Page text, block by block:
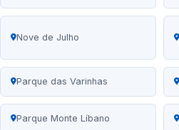
Nove de Julho
Parque das Varinhas
Parque Monte Líbano